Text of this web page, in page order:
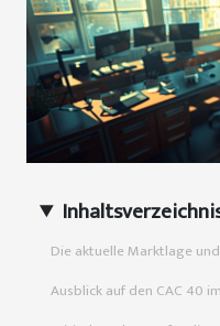
Die aktuelle Marktlage
Ausblick auf den CAC 40